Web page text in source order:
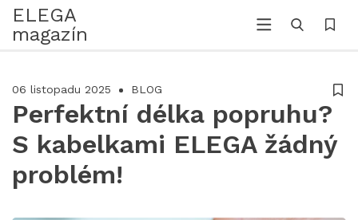
ELEGA
magazín
06 listopadu 2025 BLOG
Perfektní délka popruhu?
S kabelkami ELEGA žádný
problém!